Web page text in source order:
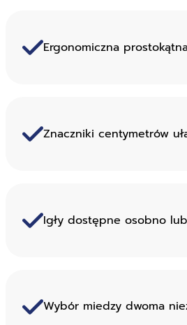
Ergonomiczna
Znaczniki centymetrów
Igły dostępne osobno
Wybór miedzy dwoma